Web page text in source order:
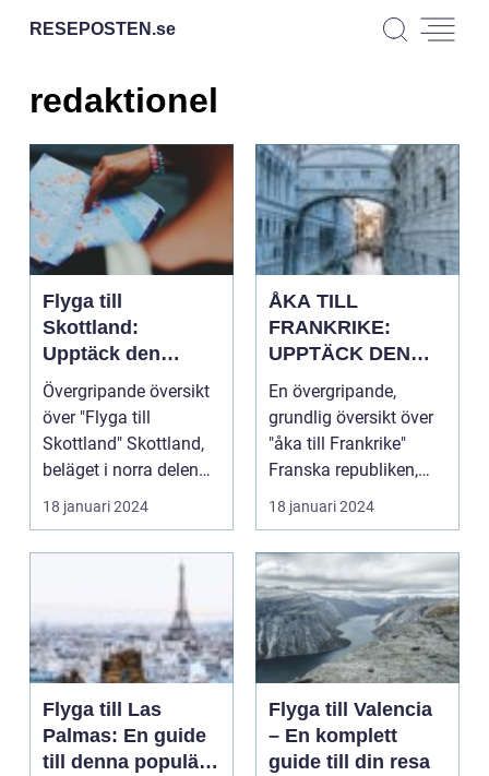
RESEPOSTEN.se
redaktionel
Flyga till
Skottland:
Upptäck den
magnifika naturen
och rika historien
Övergripande översikt
över "Flyga till
Skottland" Skottland,
beläget i norra delen
av Storbritannie...
18 januari 2024
ÅKA TILL
FRANKRIKE:
UPPTÄCK DEN
MÅNGFALDIGA
SKÖNHETEN
En övergripande,
grundlig översikt över
"åka till Frankrike"
Franska republiken,
känt som Frankrike...
18 januari 2024
Flyga till Las
Palmas: En guide
till denna populära
Flyga till Valencia
– En komplett
guide till din resa